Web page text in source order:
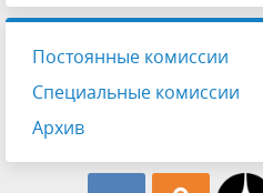
Постоянные комиссии
Специальные комиссии
Архив